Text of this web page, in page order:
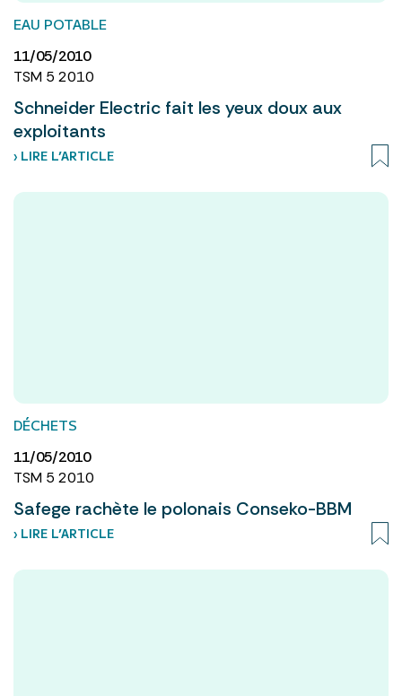
EAU POTABLE
11/05/2010
TSM 5 2010
Schneider Electric fait les yeux doux aux
exploitants
› LIRE L’ARTICLE
DÉCHETS
11/05/2010
TSM 5 2010
Safege rachète le polonais Conseko-BBM
› LIRE L’ARTICLE